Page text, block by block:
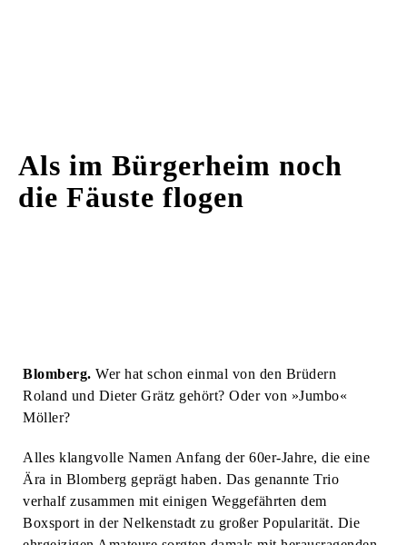
Als im Bürgerheim noch
die Fäuste flogen
Blomberg. Wer hat schon einmal von den Brüdern
Roland und Dieter Grätz gehört? Oder von »Jumbo«
Möller?
Alles klangvolle Namen Anfang der 60er-Jahre, die eine
Ära in Blomberg geprägt haben. Das genannte Trio
verhalf zusammen mit einigen Weggefährten dem
Boxsport in der Nelkenstadt zu großer Popularität. Die